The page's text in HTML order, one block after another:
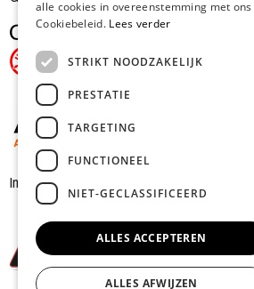
In samenwerking met
alle cookies in overeenstemming met ons
Cookiebeleid. Lees verder
STRIKT NOODZAKELIJK
PRESTATIE
TARGETING
FUNCTIONEEL
NIET-GECLASSIFICEERD
ALLES ACCEPTEREN
ALLES AFWIJZEN